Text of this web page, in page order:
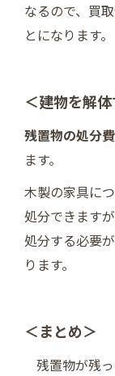
なるので、買
とになります。
＜建物を解
残置物の処分
ます。
木製の家具に
処分できます
処分する必要
ります。
＜まとめ＞
残置物が残